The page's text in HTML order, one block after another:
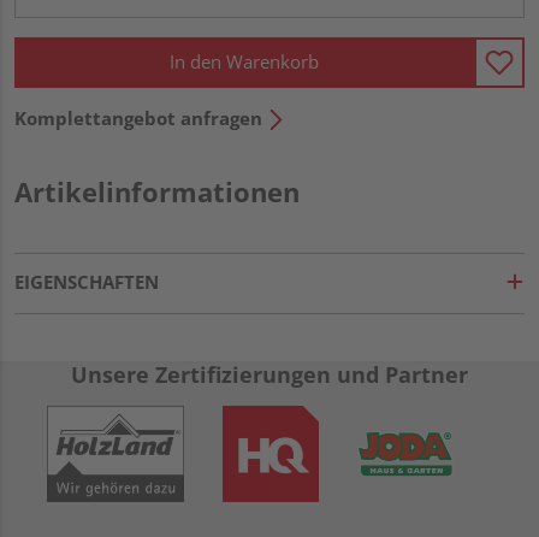
In den Warenkorb
Komplettangebot anfragen
Artikelinformationen
EIGENSCHAFTEN
Unsere Zertifizierungen und Partner